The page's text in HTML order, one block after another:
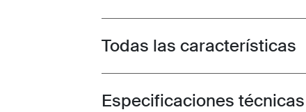
Toggle features
Todas las características
Toggle techspec
Especificaciones técnicas